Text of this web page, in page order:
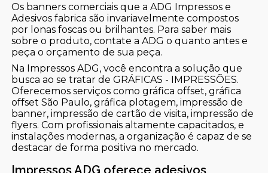
Os banners comerciais que a ADG Impressos e
Adesivos fabrica são invariavelmente compostos
por lonas foscas ou brilhantes. Para saber mais
sobre o produto, contate a ADG o quanto antes e
peça o orçamento de sua peça.
Na Impressos ADG, você encontra a solução que
busca ao se tratar de GRÁFICAS - IMPRESSÕES.
Oferecemos serviços como gráfica offset, gráfica
offset São Paulo, gráfica plotagem, impressão de
banner, impressão de cartão de visita, impressão de
flyers. Com profissionais altamente capacitados, e
instalações modernas, a organização é capaz de se
destacar de forma positiva no mercado.
Impressos ADG oferece adesivos